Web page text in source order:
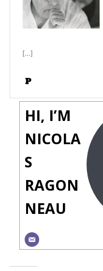
HI, I’M
NICOLA
S
RAGON
NEAU